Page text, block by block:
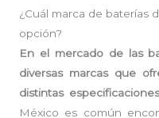
¿Cuál marca de baterías
opción?
En el mercado de las
diversas marcas que
distintas
México es común